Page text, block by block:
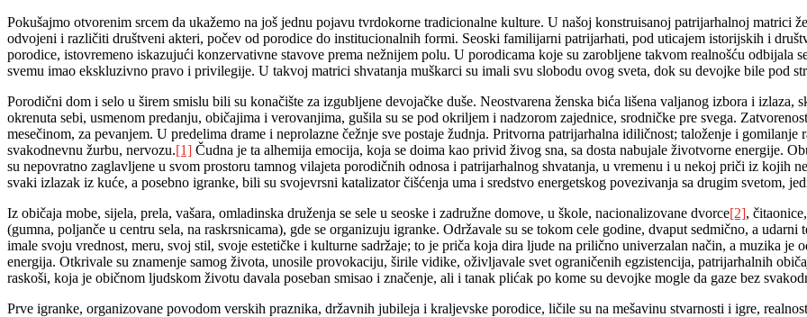
Pokušajmo otvorenim srcem da ukažemo na još jednu pojavu tvrdokorne tradicionalne kulture. U našoj konstruisanoj patrijarhalnoj matrici
odvojeni i različiti društveni akteri, počev od porodice do institucionalnih formi. Seoski familijarni patrijarhati, pod uticajem istorijskih i
porodice, istovremeno iskazujući konzervativne stavove prema nežnijem polu. U porodicama koje su zarobljene takvom realnošću odbijala
svemu imao ekskluzivno pravo i privilegije. U takvoj matrici shvatanja muškarci su imali svu slobodu ovog sveta, dok su devojke bile pod
Porodični dom i selo u širem smislu bili su konačište za izgubljene devojačke duše. Neostvarena ženska bića lišena valjanog izbora i izlaza,
okrenuta sebi, usmenom predanju, običajima i verovanjima, gušila su se pod okriljem i nadzorom zajednice, srodničke pre svega.
mesečinom, za pevanjem. U predelima drame i neprolazne čežnje sve postaje žudnja. Pritvorna patrijarhalna idiličnost; taloženje i gomilanje
svakodnevnu žurbu, nervozu.[1] Čudna je ta alhemija emocija, koja se doima kao privid živog sna, sa dosta nabujale životvorne energije.
su nepovratno zaglavljene u svom prostoru tamnog vilajeta porodičnih odnosa i patrijarhalnog shvatanja, u vremenu i u nekoj priči iz kojih
svaki izlazak iz kuće, a posebno igranke, bili su svojevrsni katalizator čišćenja uma i sredstvo energetskog povezivanja sa drugim svetom,
Iz običaja mobe, sijela, prela, vašara, omladinska druženja se sele u seoske i zadružne domove, u škole, nacionalizovane dvorce[2],
(gumna, poljanče u centru sela, na raskrsnicama), gde se organizuju igranke. Održavale su se tokom cele godine, dvaput sedmično, a
imale svoju vrednost, meru, svoj stil, svoje estetičke i kulturne sadržaje; to je priča koja dira ljude na prilično univerzalan način, a muzika je
energija. Otkrivale su znamenje samog života, unosile provokaciju, širile vidike, oživljavale svet ograničenih egzistencija, patrijarhalnih
raskoši, koja je običnom ljudskom životu davala poseban smisao i značenje, ali i tanak plićak po kome su devojke mogle da gaze bez
Prve igranke, organizovane povodom verskih praznika, državnih jubileja i kraljevske porodice, ličile su na mešavinu stvarnosti i igre,